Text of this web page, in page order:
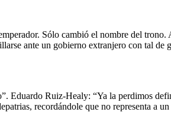
Sólo cambió el nombre del
ante un gobierno extranjero con tal de
Eduardo Ruiz-Healy: “Ya la perdimos
recordándole que no representa a